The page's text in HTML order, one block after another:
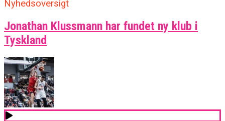
Nyhedsoversigt
Jonathan Klussmann har fundet ny klub i
Tyskland